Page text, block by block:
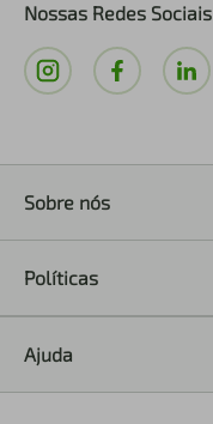
Nossas Redes Sociais
Sobre nós
Políticas
Ajuda